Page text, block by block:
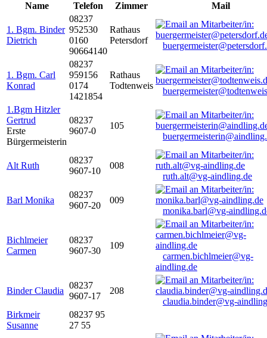
Name
Telefon Zimmer Mail
1. Bgm. Binder
Dietrich
08237
952530
0160
90664140
Rathaus
Petersdorf
1. Bgm. Carl
Konrad
08237
959156
0174
1421854
Rathaus
Todtenweis
1.Bgm Hitzler
Gertrud
Erste
Bürgermeisterin
08237
9607-0
105
Alt Ruth
08237
9607-10
008
ruth.alt@vg-aindling.de
Barl Monika
08237
9607-20
009
monika.barl@vg-
Bichlmeier
Carmen
08237
9607-30
109
carmen.bichlmeier@vg-
aindling.de
Binder Claudia
08237
9607-17
208
claudia.binder@vg-
Birkmeir
Susanne
08237 95
27 55